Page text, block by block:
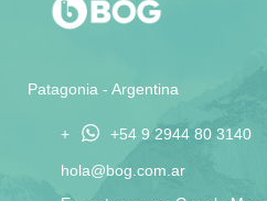
Patagonia - Argentina
+ +54 9 2944 80 3140
hola@bog.com.ar